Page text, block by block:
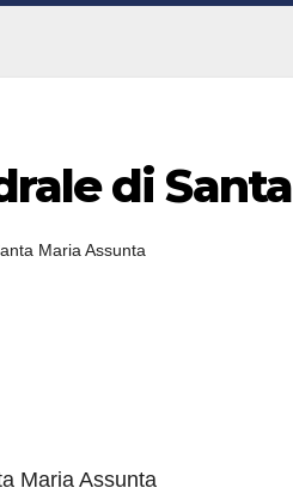
di
Maria Assunta
Maria Assunta